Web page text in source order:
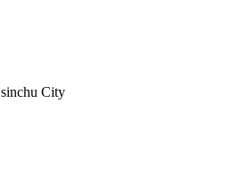
City